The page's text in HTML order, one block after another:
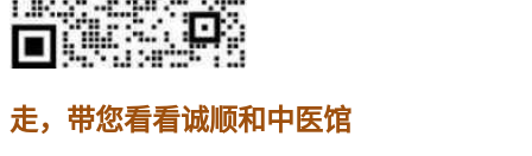
走，带您看看诚顺和中医馆